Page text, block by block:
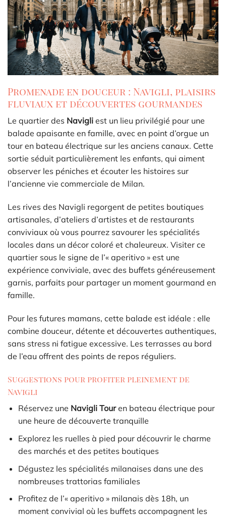
Promenade en douceur : Navigli, plaisirs
fluviaux et découvertes gourmandes
Le quartier des Navigli est un lieu privilégié pour une
balade apaisante en famille, avec en point d’orgue un
tour en bateau électrique sur les anciens canaux. Cette
sortie séduit particulièrement les enfants, qui aiment
observer les péniches et écouter les histoires sur
l’ancienne vie commerciale de Milan.
Les rives des Navigli regorgent de petites boutiques
artisanales, d’ateliers d’artistes et de restaurants
conviviaux où vous pourrez savourer les spécialités
locales dans un décor coloré et chaleureux. Visiter ce
quartier sous le signe de l’« aperitivo » est une
expérience conviviale, avec des buffets généreusement
garnis, parfaits pour partager un moment gourmand en
famille.
Pour les futures mamans, cette balade est idéale : elle
combine douceur, détente et découvertes authentiques,
sans stress ni fatigue excessive. Les terrasses au bord
de l’eau offrent des points de repos réguliers.
Suggestions pour profiter pleinement de
Navigli
Réservez une Navigli Touren bateau électrique pour
une heure de découverte tranquille
Explorez les ruelles à pied pour découvrir le charme
des marchés et des petites boutiques
Dégustez les spécialités milanaises dans une des
nombreuses trattorias familiales
Profitez de l’« aperitivo » milanais dès 18h, un
moment convivial où les buffets accompagnent les